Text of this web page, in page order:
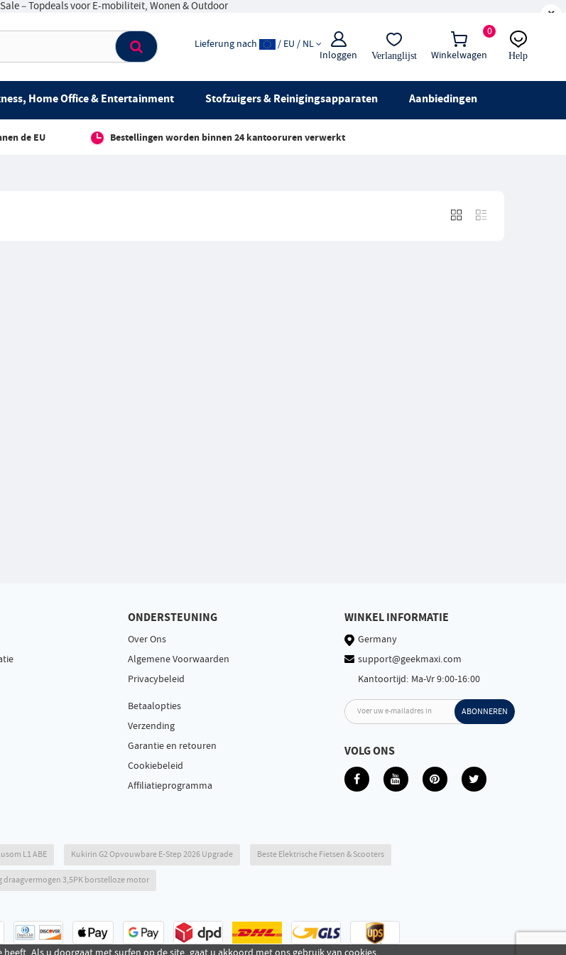
×
0
Winkelwagen
Inloggen Verlanglijst
Lieferung nach / EU / NL
Help
Live chat
Home Office & Entertainment Stofzuigers & Reinigingsapparaten Aanbiedingen
de EU Bestellingen worden binnen 24 kantooruren verwerkt
ONDERSTEUNING
Over Ons
Algemene Voorwaarden
Privacybeleid
Betaalopties
Verzending
Garantie en retouren
Cookiebeleid
Affiliatieprogramma
WINKEL INFORMATIE
Germany
support@geekmaxi.com
Kantoortijd: Ma-Vr 9:00-16:00
Voer uw e-mailadres in ABONNEREN
VOLG ONS
L1 ABE Kukirin G2 Opvouwbare E-Step 2026 Upgrade Beste Elektrische Fietsen & Scooters
draagvermogen 3,5PK borstelloze motor